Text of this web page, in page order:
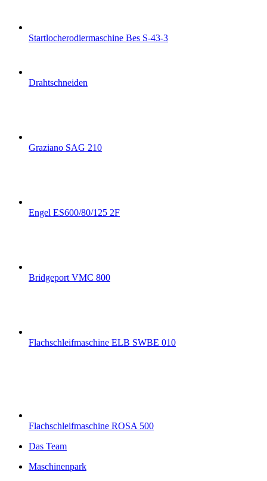
Startlocherodiermaschine Bes S-43-3
Drahtschneiden
Graziano SAG 210
Engel ES600/80/125 2F
Bridgeport VMC 800
Flachschleifmaschine ELB SWBE 010
Flachschleifmaschine ROSA 500
Das Team
Maschinenpark